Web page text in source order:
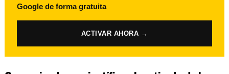
Google de forma gratuita
ACTIVAR AHORA →